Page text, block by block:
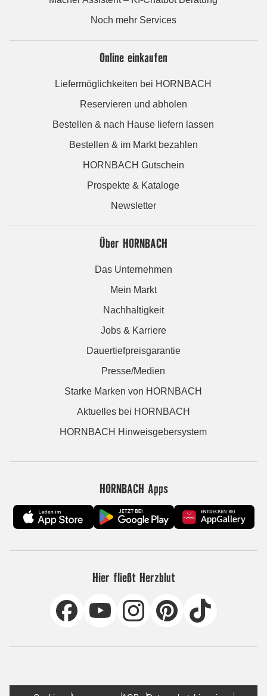
Noch mehr Services
Online einkaufen
Liefermöglichkeiten bei HORNBACH
Reservieren und abholen
Bestellen & nach Hause liefern lassen
Bestellen & im Markt bezahlen
HORNBACH Gutschein
Prospekte & Kataloge
Newsletter
Über HORNBACH
Das Unternehmen
Mein Markt
Nachhaltigkeit
Jobs & Karriere
Dauertiefpreisgarantie
Presse/Medien
Starke Marken von HORNBACH
Aktuelles bei HORNBACH
HORNBACH Hinweisgebersystem
HORNBACH Apps
Hier fließt Herzblut